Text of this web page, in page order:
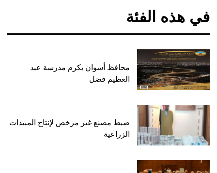
في هذه الفئة
محافظ أسوان يكرم مدرسة عبد
العظيم فضل
ضبط مصنع غير مرخص لإنتاج المبيدات
الزراعية